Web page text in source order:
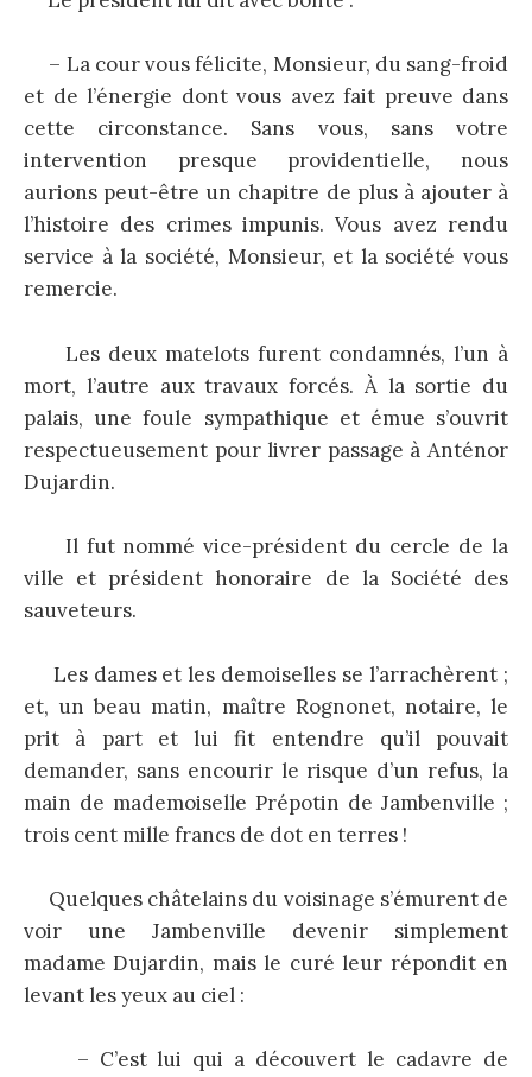
– La cour vous félicite, Monsieur, du sang-froid
et de l’énergie dont vous avez fait preuve dans
cette circonstance. Sans vous, sans votre
intervention presque providentielle, nous
aurions peut-être un chapitre de plus à ajouter à
l’histoire des crimes impunis. Vous avez rendu
service à la société, Monsieur, et la société vous
remercie.
Les deux matelots furent condamnés, l’un à
mort, l’autre aux travaux forcés. À la sortie du
palais, une foule sympathique et émue s’ouvrit
respectueusement pour livrer passage à Anténor
Dujardin.
Il fut nommé vice-président du cercle de la
ville et président honoraire de la Société des
sauveteurs.
Les dames et les demoiselles se l’arrachèrent ;
et, un beau matin, maître Rognonet, notaire, le
prit à part et lui fit entendre qu’il pouvait
demander, sans encourir le risque d’un refus, la
main de mademoiselle Prépotin de Jambenville ;
trois cent mille francs de dot en terres !
Quelques châtelains du voisinage s’émurent de
voir une Jambenville devenir simplement
madame Dujardin, mais le curé leur répondit en
levant les yeux au ciel :
– C’est lui qui a découvert le cadavre de